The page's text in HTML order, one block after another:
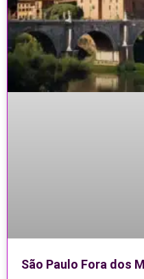
São Paulo Fora dos